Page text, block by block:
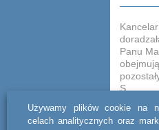
Panu
S....
Używamy plików cookie na
celach analitycznych oraz